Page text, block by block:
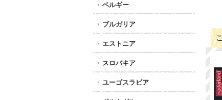
ベルギー
ブルガリア
エストニア
スロバキア
ユーゴスラビア